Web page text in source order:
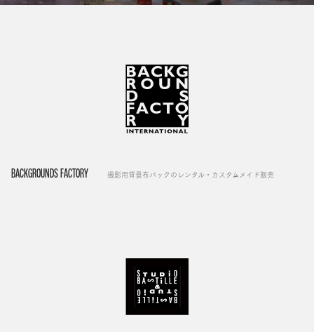
BACKGROUNDS FACTORY 撮影用背景布バックのレンタル・カスタムメイド販売